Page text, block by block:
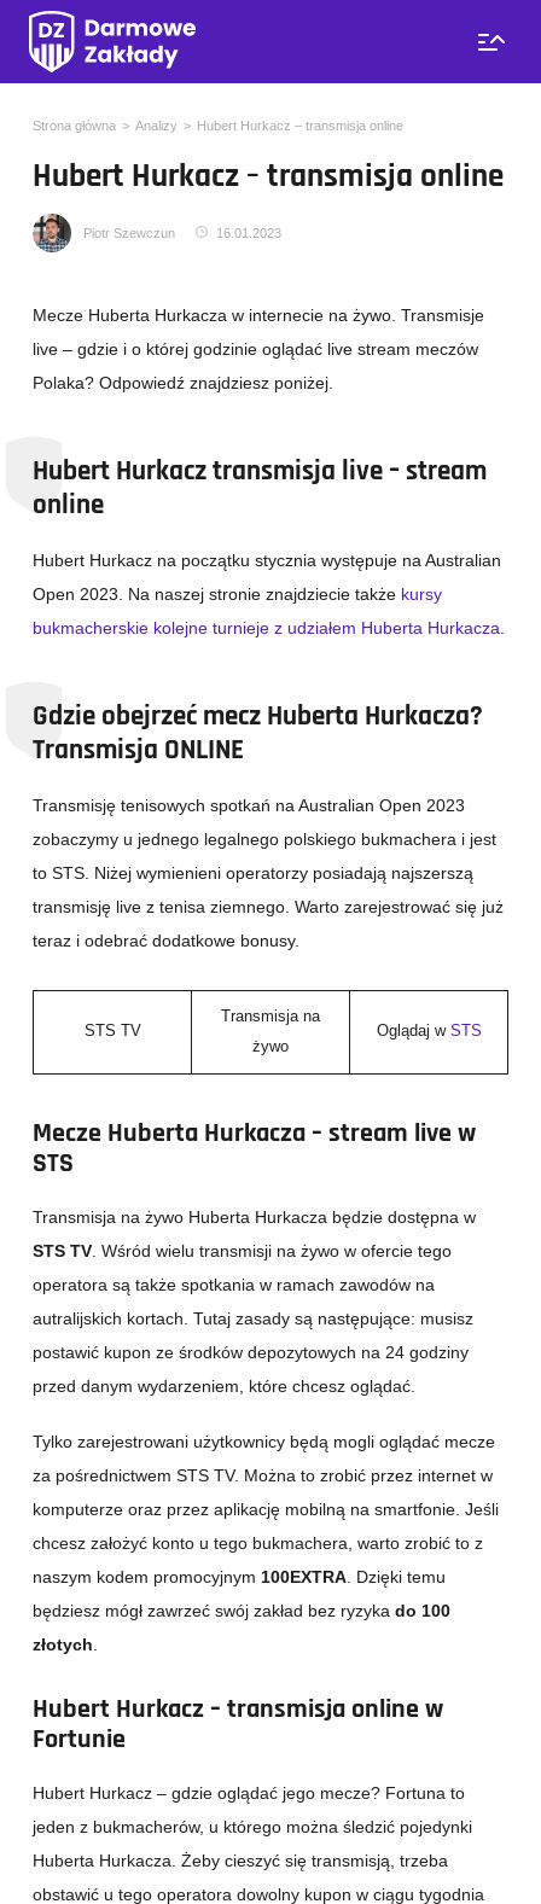
Strona główna Analizy Hubert Hurkacz – transmisja online
Hubert Hurkacz – transmisja online
Piotr Szewczun 16.01.2023
Mecze Huberta Hurkacza w internecie na żywo. Transmisje
live – gdzie i o której godzinie oglądać live stream meczów
Polaka? Odpowiedź znajdziesz poniżej.
Hubert Hurkacz transmisja live – stream
online
Hubert Hurkacz na początku stycznia występuje na Australian
Open 2023. Na naszej stronie znajdziecie także kursy
bukmacherskie kolejne turnieje z udziałem Huberta Hurkacza
Gdzie obejrzeć mecz Huberta Hurkacza?
Transmisja ONLINE
Transmisję tenisowych spotkań na Australian Open 2023
zobaczymy u jednego legalnego polskiego bukmachera i jest
to STS. Niżej wymienieni operatorzy posiadają najszerszą
transmisję live z tenisa ziemnego. Warto zarejestrować się już
teraz i odebrać dodatkowe bonusy.
STS TV
Transmisja na
żywo
Oglądaj w STS
Mecze Huberta Hurkacza – stream live w
STS
Transmisja na żywo Huberta Hurkacza będzie dostępna w
STS TV . Wśród wielu transmisji na żywo w ofercie tego
operatora są także spotkania w ramach zawodów na
autralijskich kortach. Tutaj zasady są następujące: musisz
postawić kupon ze środków depozytowych na 24 godziny
przed danym wydarzeniem, które chcesz oglądać.
Tylko zarejestrowani użytkownicy będą mogli oglądać mecze
za pośrednictwem STS TV. Można to zrobić przez internet w
komputerze oraz przez aplikację mobilną na smartfonie. Jeśli
chcesz założyć konto u tego bukmachera, warto zrobić to z
naszym kodem promocyjnym 100EXTRA . Dzięki temu
będziesz mógł zawrzeć swój zakład bez ryzyka do 100
złotych
Hubert Hurkacz – transmisja online w
Fortunie
Hubert Hurkacz – gdzie oglądać jego mecze? Fortuna to
jeden z bukmacherów, u którego można śledzić pojedynki
Huberta Hurkacza. Żeby cieszyć się transmisją, trzeba
obstawić u tego operatora dowolny kupon w ciągu tygodnia